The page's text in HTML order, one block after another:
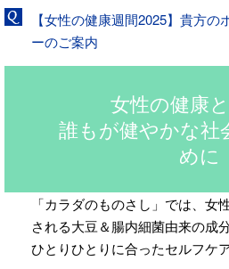
【女性の健康週間2025】貴方
ーのご案内
女性の健康
誰もが健やかな社
めに
「カラダのものさし」では、
される大豆＆腸内細菌由来の成
ひとりひとりに合ったセルフケ